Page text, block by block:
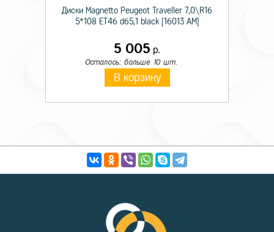
Диски Magnetto Peugeot Traveller 7,0\R16
5*108 ET46 d65,1 black [16013 AM]
5 005 р.
Осталось: больше 10 шт.
В корзину